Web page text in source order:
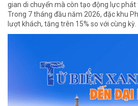
gian di chuyển mà còn tạo động lực phát
Trong 7 tháng đầu năm 2026, đặc khu
lượt khách, tăng trên 15% so với cùng kỳ.